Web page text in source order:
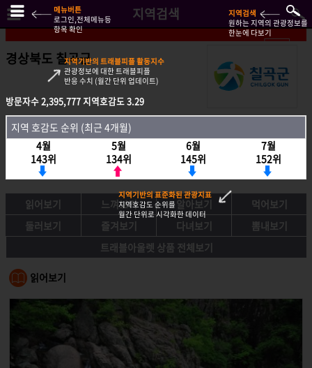
지역검색
경상북도 칠곡군
방문자수2,395,777지역호감도 3.29
지역호감도 순위 (최근 4개월)
4월
143위
5월
134위
6월
145위
7월
152위
읽어보기 느껴보기 알아보기
먹어보기
둘러보기
즐겨보기 다녀보기
뽐내보기
트래블아울렛 상품 전체보기
읽어보기
방문자수2,395,777지역호감도 3.29
지역 호감도 순위 (최근 4개월)
4월
143위
5월
134위
6월
145위
7월
152위
메뉴버튼
로그인,전체메뉴등
항목 확인
지역검색
원하는 지역의 관광정보를
한눈에 다보기
지역기반의 트래블피플 활동지수
관광정보에 대한 트래블피플
반응 수치 (월간 단위 업데이트)
지역기반의 표준화된 관광지표
지역호감도 순위를
월간 단위로 시각화한 데이터